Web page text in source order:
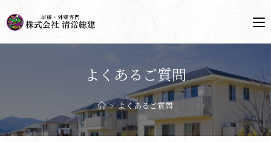
よくあるご質問
> よくあるご質問